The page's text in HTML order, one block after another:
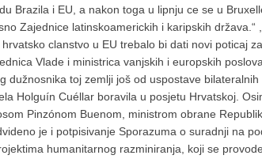
Brazila i EU, a nakon toga u lipnju ce se u
Zajednice latinskoamerickih i karipskih država.“
clanstvo u EU trebalo bi dati novi poticaj
Vlade i ministrica vanjskih i europskih
toj zemlji još od uspostave
Holguín Cuéllar boravila u posjetu Hrvatskoj.
Pinzónom Buenom, ministrom obrane
je i potpisivanje Sporazuma o suradnji na
humanitarnog razminiranja, koji se